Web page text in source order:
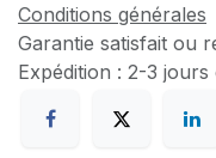
Conditions générales
Garantie satisfait ou
Expédition : 2-3